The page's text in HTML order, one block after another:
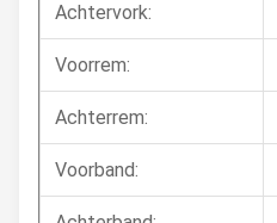
Achtervork:
Voorrem:
Achterrem:
Voorband: